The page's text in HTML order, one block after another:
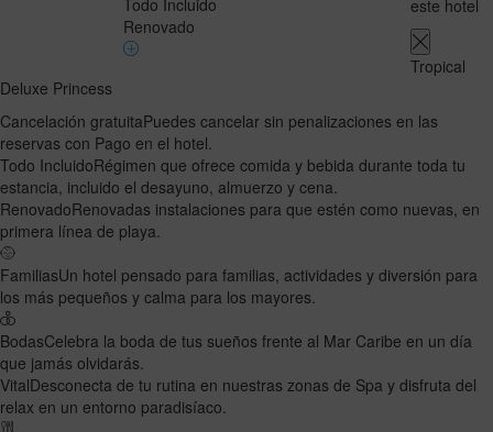
Todo Incluido
Renovado
este hotel
Tropical
Deluxe Princess
Cancelación gratuitaPuedes cancelar sin penalizaciones en las
reservas con Pago en el hotel.
Todo IncluidoRégimen que ofrece comida y bebida durante toda tu
estancia, incluido el desayuno, almuerzo y cena.
RenovadoRenovadas instalaciones para que estén como nuevas, en
primera línea de playa.
FamiliasUn hotel pensado para familias, actividades y diversión para
los más pequeños y calma para los mayores.
BodasCelebra la boda de tus sueños frente al Mar Caribe en un día
que jamás olvidarás.
VitalDesconecta de tu rutina en nuestras zonas de Spa y disfruta del
relax en un entorno paradisíaco.